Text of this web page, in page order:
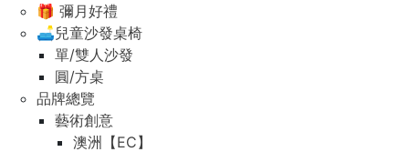
🎁 彌月好禮
🛋️兒童沙發桌椅
單/雙人沙發
圓/方桌
品牌總覽
藝術創意
澳洲【EC】